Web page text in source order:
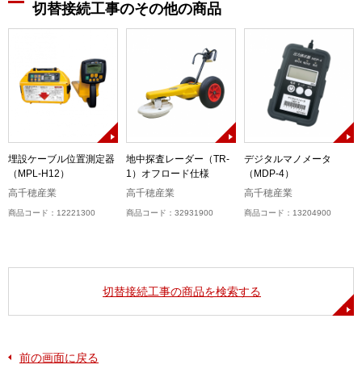
切替接続工事のその他の商品
埋設ケーブル位置測定器
（MPL-H12）
高千穂産業
商品コード：12221300
地中探査レーダー（TR-
1）オフロード仕様
高千穂産業
商品コード：32931900
デジタルマノメータ
（MDP-4）
高千穂産業
商品コード：13204900
切替接続工事の商品を検索する
前の画面に戻る